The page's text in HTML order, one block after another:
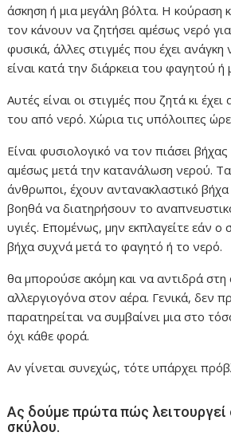
άσκηση ή μια μεγάλη βόλτα. Η κούραση
τον κάνουν να ζητήσει αμέσως νερό
φυσικά, άλλες στιγμές που έχει
είναι κατά την διάρκεια του φαγητού ή
Αυτές είναι οι στιγμές που ζητά κι
του από νερό. Χώρια τις υπόλοιπες
Είναι φυσιολογικό να τον πιάσει
αμέσως μετά την κατανάλωση νερού. Τα
άνθρωποι, έχουν αντανακλαστικό
βοηθά να διατηρήσουν το
υγιές. Επομένως, μην εκπλαγείτε εάν ο
βήχα συχνά μετά το φαγητό ή το νερό.
θα μπορούσε ακόμη και να αντιδρά στη
αλλεργιογόνα στον αέρα. Γενικά, δεν
παρατηρείται να συμβαίνει μια στο
όχι κάθε φορά.
Αν γίνεται συνεχώς, τότε υπάρχει
Ας δούμε πρώτα πώς λειτουργεί
σκύλου.